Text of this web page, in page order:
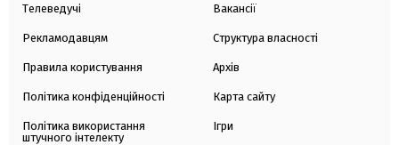
Телеведучі
Рекламодавцям
Правила користування
Політика конфіденційності
Політика використання
штучного інтелекту
Вакансії
Структура власності
Архів
Карта сайту
Ігри